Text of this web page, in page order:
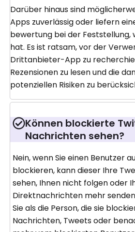
Darüber hinaus sind
Apps zuverlässig oder liefern
bewertung bei der Feststellung,
hat. Es ist ratsam, vor der
Drittanbieter-App zu
Rezensionen zu lesen und die
potenziellen Risiken zu
Können blockierte
Nachrichten sehen?
Nein, wenn Sie einen Benutzer
blockieren, kann dieser Ihre
sehen, Ihnen nicht folgen oder
Direktnachrichten mehr
Sie als die Person, die sie
Nachrichten, Tweets oder